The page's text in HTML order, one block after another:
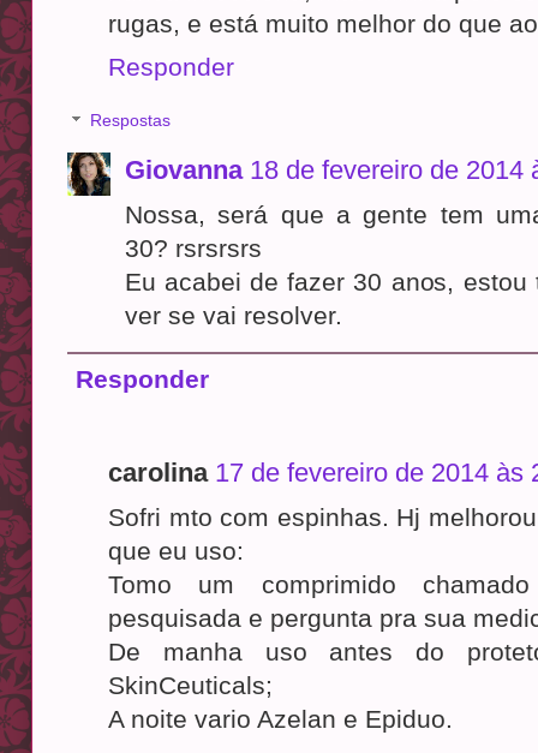
rugas, e está muito melhor do que
Responder
Respostas
Giovanna 18 de fevereiro de 2014
Nossa, será que a gente tem
30? rsrsrsrs
Eu acabei de fazer 30 anos,
ver se vai resolver.
Responder
carolina 17 de fevereiro de 2014 às
Sofri mto com espinhas. Hj
que eu uso:
Tomo um comprimido
pesquisada e pergunta pra sua
De manha uso antes do
SkinCeuticals;
A noite vario Azelan e Epiduo.